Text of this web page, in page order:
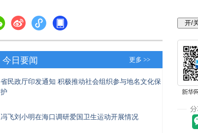
今日要闻 更多 >>
省民政厅印发通知 积极推动社会组织参与地名文化保
护
冯飞刘小明在海口调研爱国卫生运动开展情况